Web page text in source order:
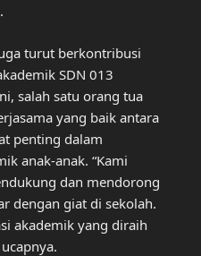
turut berkontribusi
SDN 013
salah satu orang tua
yang baik antara
penting dalam
anak-anak. “Kami
dan mendorong
dengan giat di sekolah.
akademik yang diraih